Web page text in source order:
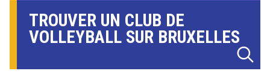
TROUVER UN CLUB DE
VOLLEYBALL SUR BRUXELLES